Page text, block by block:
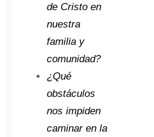
de Cristo en
nuestra
familia y
comunidad?
¿Qué
obstáculos
nos impiden
caminar en la